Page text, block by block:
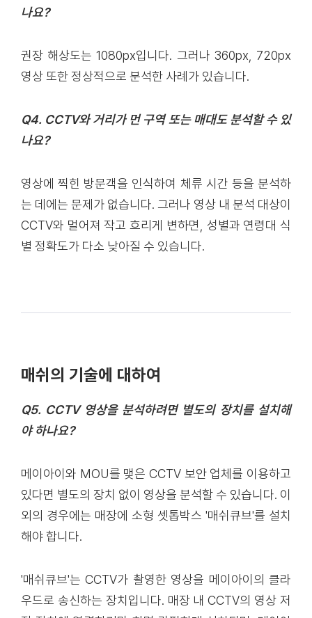
나요?
권장 해상도는 1080px입니다. 그러나 360px, 720px
영상 또한 정상적으로 분석한 사례가 있습니다.
Q4. CCTV와 거리가 먼 구역 또는 매대도 분석할 수 있
나요?
영상에 찍힌 방문객을 인식하여 체류 시간 등을 분석하
는 데에는 문제가 없습니다. 그러나 영상 내 분석 대상이
CCTV와 멀어져 작고 흐리게 변하면, 성별과 연령대 식
별 정확도가 다소 낮아질 수 있습니다.
매쉬의 기술에 대하여
Q5. CCTV 영상을 분석하려면 별도의 장치를 설치해
야 하나요?
메이아이와 MOU를 맺은 CCTV 보안 업체를 이용하고
있다면 별도의 장치 없이 영상을 분석할 수 있습니다. 이
외의 경우에는 매장에 소형 셋톱박스 '매쉬큐브'를 설치
해야 합니다.
'매쉬큐브'는 CCTV가 촬영한 영상을 메이아이의 클라
우드로 송신하는 장치입니다. 매장 내 CCTV의 영상 저